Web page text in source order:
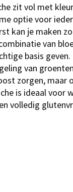
zit vol met
optie voor
kan je maken
van
basis geven.
van
zorgen, maar
is ideaal voor
volledig